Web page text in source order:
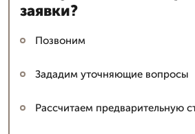
заявки?
Позвоним
Зададим уточняющие вопросы
Рассчитаем предварительную